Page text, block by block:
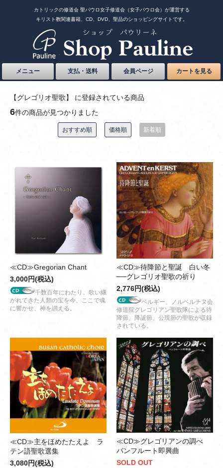
カトリックの修道会 聖パウロ女子修道会（女子パウロ会）が運営する
キリスト教関連書籍、CD、DVD、聖品のショッピングサイトです。
メニュー 支払・送料 会員ページ カートを見る
【グレゴリオ聖歌】 に登録されている商品
6件の商品が見つかりました
おすすめ順 価格順 新着順
≪CD≫Gregorian Chant
3,000円(税込)
千数百年にわたり、歌い継
がれてきた人類の宝を今、ここで魂
に響かせ、神を讃える。
≪CD≫待降節と聖誕 白い冬
──グレゴリオ聖歌の祈り
2,776円(税込)
ベルギー、ノルベルチヌ会
修道院グレゴリアン聖歌隊による待
降節、降誕節、公現節の聖歌が収録
されている。
≪CD≫主をほめたたえよ ラ
テン語聖歌選集
3,080円(税込)
≪CD≫グレゴリアンの調べ
パンフルート即興曲
SOLD OUT